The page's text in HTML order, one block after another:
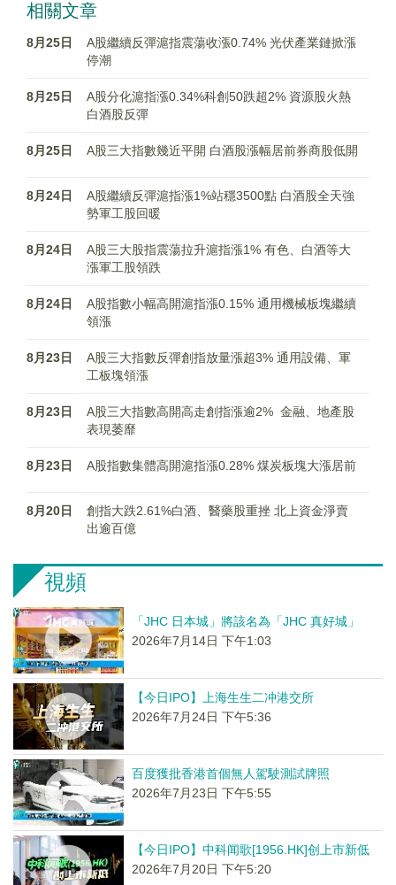
相關文章
8月25日
A股繼續反彈滬指震蕩收漲0.74% 光伏產業鏈掀漲
停潮
8月25日
A股分化滬指漲0.34%科創50跌超2% 資源股火熱
白酒股反彈
8月25日 A股三大指數幾近平開 白酒股漲幅居前券商股低開
8月24日
A股繼續反彈滬指漲1%站穩3500點 白酒股全天強
勢軍工股回暖
8月24日
A股三大股指震蕩拉升滬指漲1% 有色、白酒等大
漲軍工股領跌
8月24日
A股指數小幅高開滬指漲0.15% 通用機械板塊繼續
領漲
8月23日
A股三大指數反彈創指放量漲超3% 通用設備、軍
工板塊領漲
8月23日
A股三大指數高開高走創指漲逾2% 金融、地產股
表現萎靡
8月23日 A股指數集體高開滬指漲0.28% 煤炭板塊大漲居前
8月20日
創指大跌2.61%白酒、醫藥股重挫 北上資金淨賣
出逾百億
視頻
「JHC 日本城」將該名為「JHC 真好城」
2026年7月14日 下午1:03
【今日IPO】上海生生二冲港交所
2026年7月24日 下午5:36
百度獲批香港首個無人駕駛測試牌照
2026年7月23日 下午5:55
【今日IPO】中科闻歌[1956.HK]创上市新低
2026年7月20日 下午5:20